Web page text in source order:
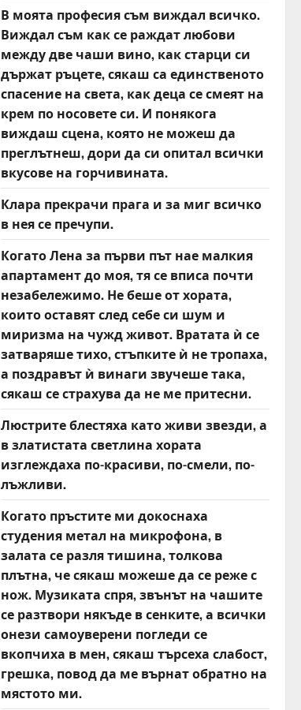
В моята професия съм виждал всичко.
Виждал съм как се раждат любови
между две чаши вино, как старци си
държат ръцете, сякаш са единственото
спасение на света, как деца се смеят на
крем по носовете си. И понякога
виждаш сцена, която не можеш да
преглътнеш, дори да си опитал всички
вкусове на горчивината.
Клара прекрачи прага и за миг всичко
в нея се пречупи.
Когато Лена за първи път нае малкия
апартамент до моя, тя се вписа почти
незабележимо. Не беше от хората,
които оставят след себе си шум и
миризма на чужд живот. Вратата ѝ се
затваряше тихо, стъпките ѝ не тропаха,
а поздравът ѝ винаги звучеше така,
сякаш се страхува да не ме притесни.
Люстрите блестяха като живи звезди, а
в златистата светлина хората
изглеждаха по-красиви, по-смели, по-
лъжливи.
Когато пръстите ми докоснаха
студения метал на микрофона, в
залата се разля тишина, толкова
плътна, че сякаш можеше да се реже с
нож. Музиката спря, звънът на чашите
се разтвори някъде в сенките, а всички
онези самоуверени погледи се
вкопчиха в мен, сякаш търсеха слабост,
грешка, повод да ме върнат обратно на
мястото ми.